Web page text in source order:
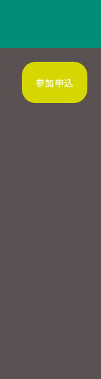
参加申込